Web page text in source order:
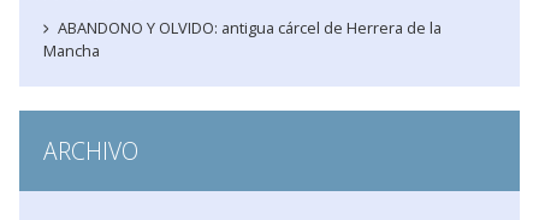
ABANDONO Y OLVIDO: antigua cárcel de Herrera de la
Mancha
ARCHIVO